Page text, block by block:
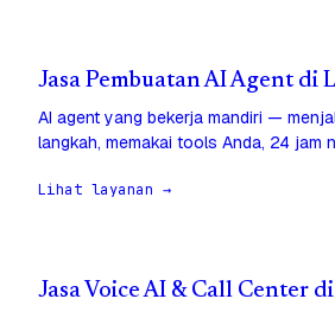
Jasa Pembuatan AI Agent di
AI agent yang bekerja mandiri —
langkah, memakai tools Anda, 24 jam
Lihat layanan →
Jasa Voice AI & Call Center